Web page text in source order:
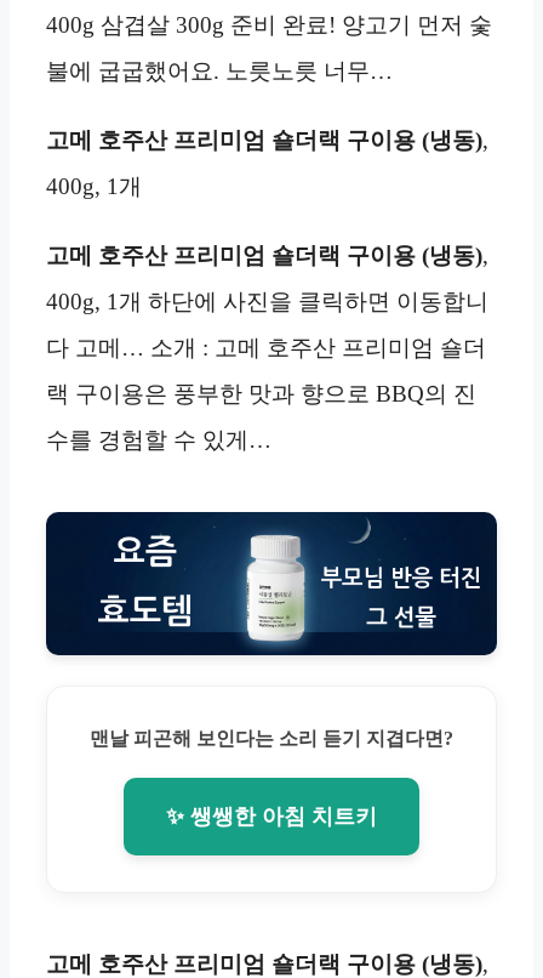
400g 삼겹살 300g 준비 완료! 양고기 먼저 숯
불에 굽굽했어요. 노릇노릇 너무…
고메 호주산 프리미엄 숄더랙 구이용 (냉동),
400g, 1개
고메 호주산 프리미엄 숄더랙 구이용 (냉동),
400g, 1개 하단에 사진을 클릭하면 이동합니
다 고메… 소개 : 고메 호주산 프리미엄 숄더
랙 구이용은 풍부한 맛과 향으로 BBQ의 진
수를 경험할 수 있게…
맨날 피곤해 보인다는 소리 듣기 지겹다면?
✨ 쌩쌩한 아침 치트키
고메 호주산 프리미엄 숄더랙 구이용 (냉동),